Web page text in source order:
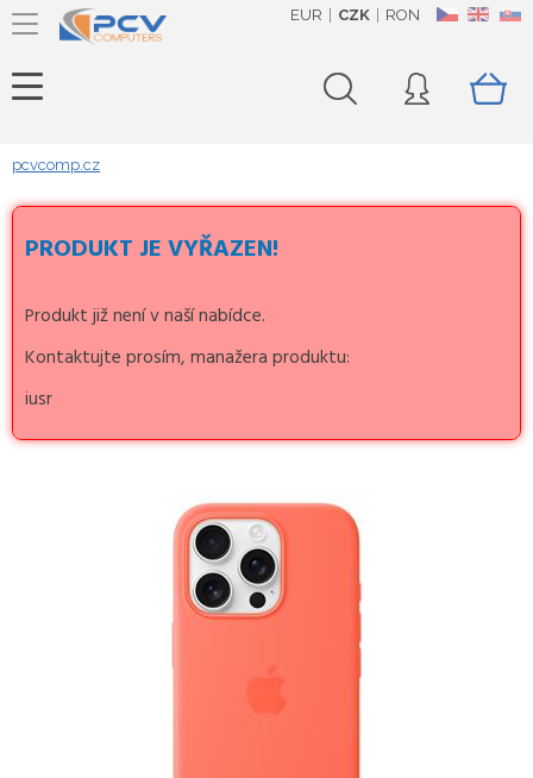
CZ EN SK
EUR CZK RON
pcvcomp.cz
PRODUKT JE VYŘAZEN!
Produkt již není v naší nabídce.
Kontaktujte prosím, manažera produktu:
iusr